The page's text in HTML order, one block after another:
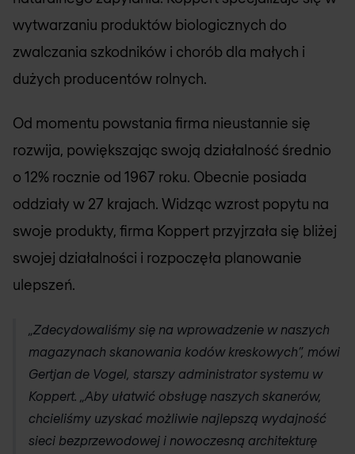
wytwarzaniu produktów biologicznych do
zwalczania szkodników i chorób dla małych i
dużych producentów rolnych.
Od momentu powstania firma nieustannie się
rozwija, powiększając swoją działalność średnio
o 12% rocznie od 1967 roku. Obecnie posiada
oddziały w 27 krajach. Widząc wzrost popytu na
swoje produkty, firma Koppert przyjrzała się bliżej
swojej działalności i rozpoczęła planowanie
ulepszeń.
„Zdecydowaliśmy się na wprowadzenie w naszych
magazynach skanowania kodów kreskowych”, mówi
Gertjan de Vogel, starszy administrator systemu w
Koppert. „Aby ułatwić obsługę naszych skanerów,
chcieliśmy uzyskać możliwie najlepszą wydajność
sieci bezprzewodowej i nowoczesną architekturę